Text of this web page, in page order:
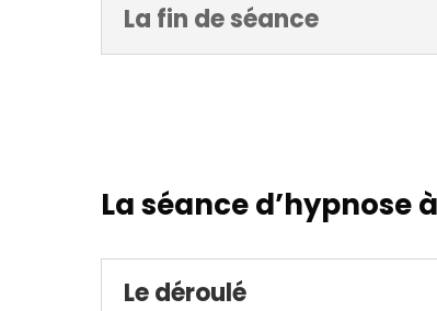
La fin de séance
La séance d’hypnose
Le déroulé